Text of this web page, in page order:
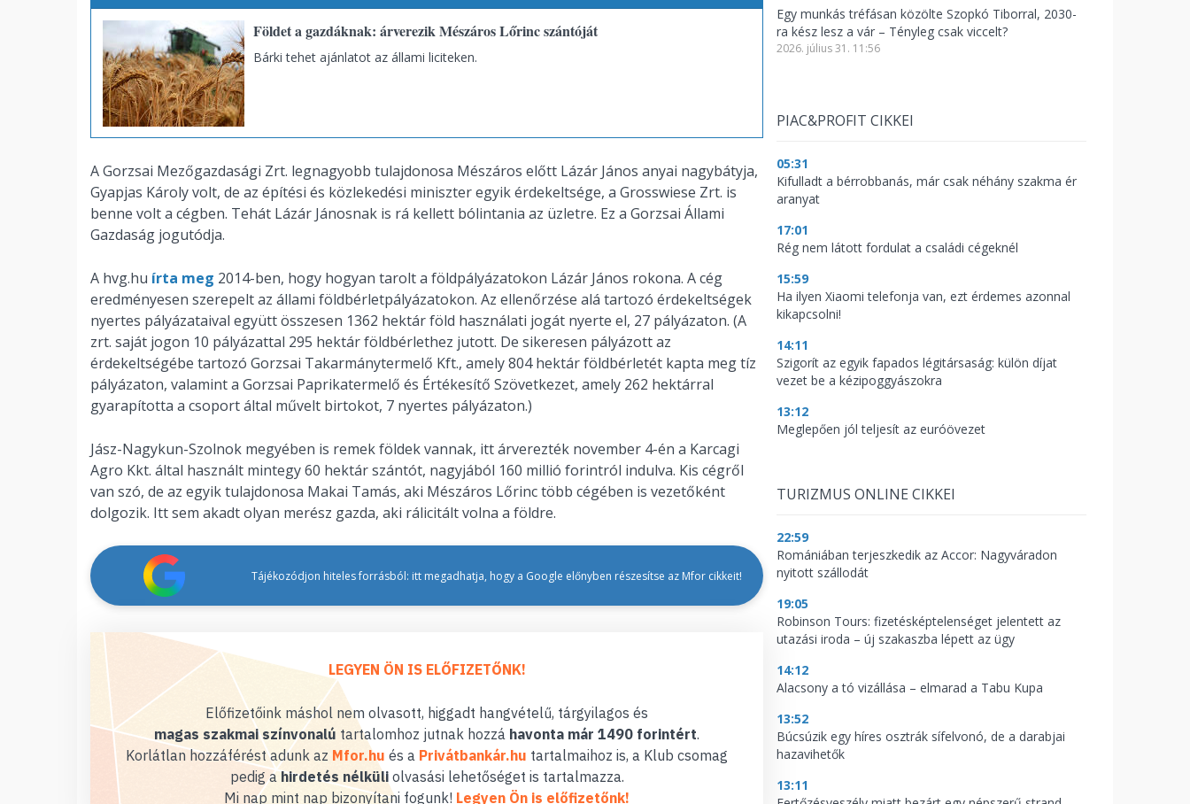
Földet a gazdáknak: árverezik Mészáros Lőrinc szántóját
Bárki tehet ajánlatot az állami liciteken.
A Gorzsai Mezőgazdasági Zrt. legnagyobb tulajdonosa Mészáros előtt Lázár János anyai nagybátyja,
Gyapjas Károly volt, de az építési és közlekedési miniszter egyik érdekeltsége, a Grosswiese Zrt. is
benne volt a cégben. Tehát Lázár Jánosnak is rá kellett bólintania az üzletre. Ez a Gorzsai Állami
Gazdaság jogutódja.
A hvg.hu írta meg 2014-ben, hogy hogyan tarolt a földpályázatokon Lázár János rokona. A cég
eredményesen szerepelt az állami földbérletpályázatokon. Az ellenőrzése alá tartozó érdekeltségek
nyertes pályázataival együtt összesen 1362 hektár föld használati jogát nyerte el, 27 pályázaton. (A
zrt. saját jogon 10 pályázattal 295 hektár földbérlethez jutott. De sikeresen pályázott az
érdekeltségébe tartozó Gorzsai Takarmánytermelő Kft., amely 804 hektár földbérletét kapta meg tíz
pályázaton, valamint a Gorzsai Paprikatermelő és Értékesítő Szövetkezet, amely 262 hektárral
gyarapította a csoport által művelt birtokot, 7 nyertes pályázaton.)
Jász-Nagykun-Szolnok megyében is remek földek vannak, itt árverezték november 4-én a Karcagi
Agro Kkt. által használt mintegy 60 hektár szántót, nagyjából 160 millió forintról indulva. Kis cégről
van szó, de az egyik tulajdonosa Makai Tamás, aki Mészáros Lőrinc több cégében is vezetőként
dolgozik. Itt sem akadt olyan merész gazda, aki rálicitált volna a földre.
Tájékozódjon hiteles forrásból: itt megadhatja, hogy a Google előnyben részesítse az Mfor cikkeit!
LEGYEN ÖN IS ELŐFIZETŐNK!
Előfizetőink máshol nem olvasott, higgadt hangvételű, tárgyilagos és
magas szakmai színvonalú tartalomhoz jutnak hozzá havonta már 1490 forintért.
Korlátlan hozzáférést adunk az Mfor.hu és a Privátbankár.hu tartalmaihoz is, a Klub csomag
pedig ahirdetés nélküliolvasási lehetőséget is tartalmazza.
Mi nap mint nap bizonyítani fogunk! Legyen Ön is előfizetőnk!
Egy munkás tréfásan közölte Szopkó Tiborral, 2030-
ra kész lesz a vár – Tényleg csak viccelt?
2026. július 31. 11:56
PIAC&PROFIT CIKKEI
05:31
Kifulladt a bérrobbanás, már csak néhány szakma ér
aranyat
17:01
Rég nem látott fordulat a családi cégeknél
15:59
Ha ilyen Xiaomi telefonja van, ezt érdemes azonnal
kikapcsolni!
14:11
Szigorít az egyik fapados légitársaság: külön díjat
vezet be a kézipoggyászokra
13:12
Meglepően jól teljesít az euróövezet
TURIZMUS ONLINE CIKKEI
22:59
Romániában terjeszkedik az Accor: Nagyváradon
nyitott szállodát
19:05
Robinson Tours: fizetésképtelenséget jelentett az
utazási iroda – új szakaszba lépett az ügy
14:12
Alacsony a tó vizállása – elmarad a Tabu Kupa
13:52
Búcsúzik egy híres osztrák sífelvonó, de a darabjai
hazavihetők
13:11